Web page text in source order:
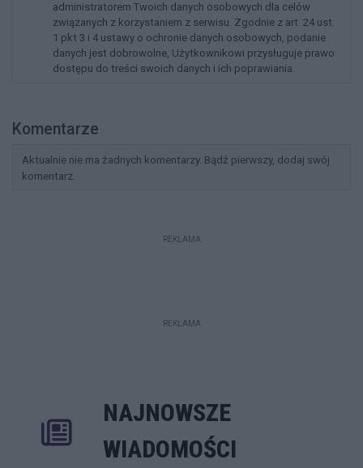
administratorem Twoich danych osobowych dla celów
związanych z korzystaniem z serwisu. Zgodnie z art. 24 ust.
1 pkt 3 i 4 ustawy o ochronie danych osobowych, podanie
danych jest dobrowolne, Użytkownikowi przysługuje prawo
dostępu do treści swoich danych i ich poprawiania.
Komentarze
Aktualnie nie ma żadnych komentarzy. Bądź pierwszy, dodaj swój
komentarz.
REKLAMA
REKLAMA
NAJNOWSZE
WIADOMOŚCI